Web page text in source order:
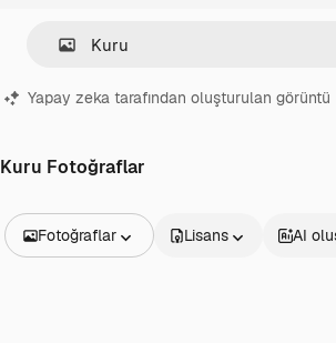
Yapay zeka tarafından oluşturulan görüntü
Kuru Fotoğraflar
Fotoğraflar Lisans AI